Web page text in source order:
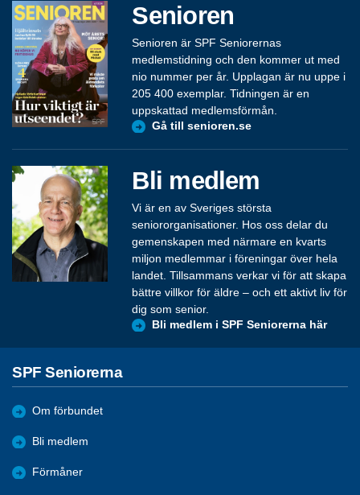
Senioren
Senioren är SPF Seniorernas
medlemstidning och den kommer ut med
nio nummer per år. Upplagan är nu uppe i
205 400 exemplar. Tidningen är en
uppskattad medlemsförmån.
Gå till senioren.se
Bli medlem
Vi är en av Sveriges största
seniororganisationer. Hos oss delar du
gemenskapen med närmare en kvarts
miljon medlemmar i föreningar över hela
landet. Tillsammans verkar vi för att skapa
bättre villkor för äldre – och ett aktivt liv för
dig som senior.
Bli medlem i SPF Seniorerna här
SPF Seniorerna
Om förbundet
Bli medlem
Förmåner